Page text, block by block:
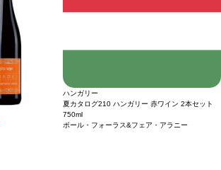
・泡 / 辛口
ポイント、サクラアワード2023 ゴールド！
スパークリング (2018)
ィニ スプリングテイスティング2025 ゴールドメダル、
ベスト・バイ！
・泡 / 辛口
ポイント、サクラアワード2023 ゴールド！
ハンガリー
夏カタログ210 ハンガリー 赤ワイン 2本セット
750ml
ボール・フォーラス&フェア・アラニー